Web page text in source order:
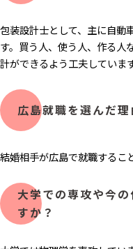
包装設計士として、主に自動
す。買う人、使う人、作る人
計ができるよう工夫しています
広島就職を選んだ理
結婚相手が広島で就職するこ
大学での専攻や今
すか？